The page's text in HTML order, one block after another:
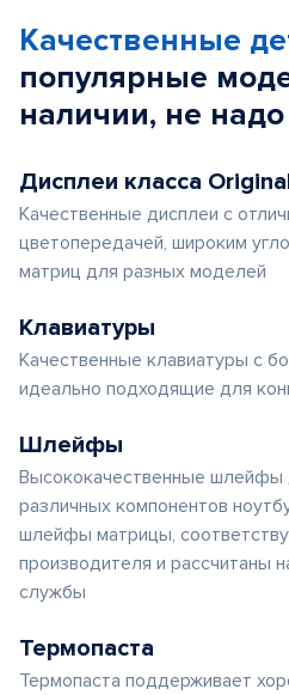
Качественные
популярные
наличии, не
Дисплеи класса
Качественные дисплеи с
цветопередачей, широким
матриц для разных моделей
Клавиатуры
Качественные клавиатуры с
идеально подходящие для
Шлейфы
Высококачественные шлейфы
различных компонентов
шлейфы матрицы,
производителя и рассчитаны
службы
Термопаста
Термопаста поддерживает